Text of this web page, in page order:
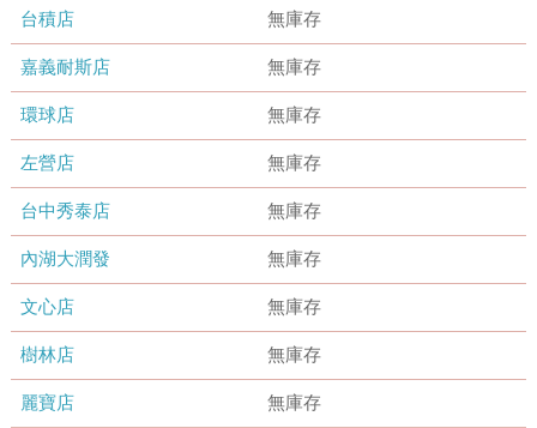
台積店 無庫存
嘉義耐斯店 無庫存
環球店 無庫存
左營店 無庫存
台中秀泰店 無庫存
內湖大潤發 無庫存
文心店 無庫存
樹林店 無庫存
麗寶店 無庫存